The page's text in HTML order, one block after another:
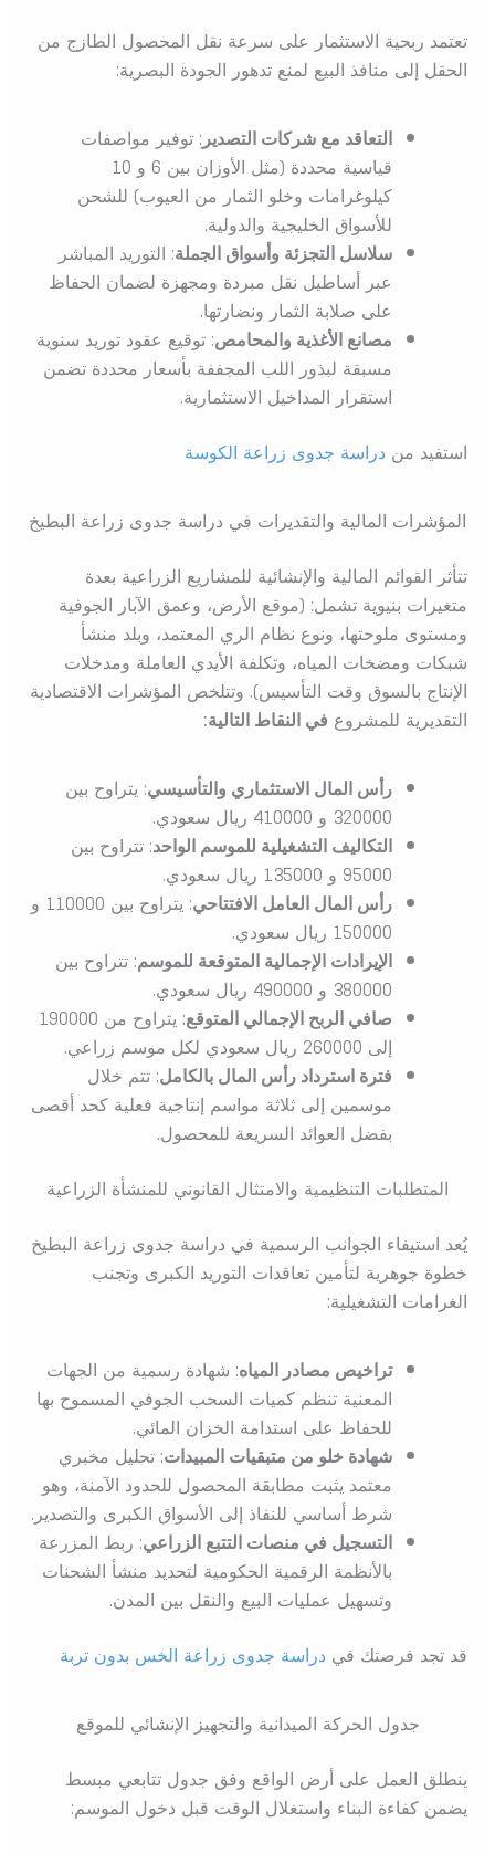
تعتمد ربحية الاستثمار على سرعة نقل المحصول الطازج من
الحقل إلى منافذ البيع لمنع تدهور الجودة البصرية:
التعاقد مع شركات التصدير: توفير مواصفات
قياسية محددة (مثل الأوزان بين 6 و 10
كيلوغرامات وخلو الثمار من العيوب) للشحن
للأسواق الخليجية والدولية.
سلاسل التجزئة وأسواق الجملة: التوريد المباشر
عبر أساطيل نقل مبردة ومجهزة لضمان الحفاظ
على صلابة الثمار ونضارتها.
مصانع الأغذية والمحامص: توقيع عقود توريد سنوية
مسبقة لبذور اللب المجففة بأسعار محددة تضمن
استقرار المداخيل الاستثمارية.
استفيد من دراسة جدوى زراعة الكوسة
المؤشرات المالية والتقديرات في دراسة جدوى زراعة البطيخ
تتأثر القوائم المالية والإنشائية للمشاريع الزراعية بعدة
متغيرات بنيوية تشمل: (موقع الأرض، وعمق الآبار الجوفية
ومستوى ملوحتها، ونوع نظام الري المعتمد، وبلد منشأ
شبكات ومضخات المياه، وتكلفة الأيدي العاملة ومدخلات
الإنتاج بالسوق وقت التأسيس). وتتلخص المؤشرات الاقتصادية
التقديرية للمشروع في النقاط التالية:
رأس المال الاستثماري والتأسيسي: يتراوح بين
320000 و 410000 ريال سعودي.
التكاليف التشغيلية للموسم الواحد: تتراوح بين
95000 و 135000 ريال سعودي.
رأس المال العامل الافتتاحي
: يتراوح بين 110000 و
150000 ريال سعودي.
الإيرادات الإجمالية المتوقعة للموسم: تتراوح بين
380000 و 490000 ريال سعودي.
صافي الربح الإجمالي المتوقع
: يتراوح من 190000
إلى 260000 ريال سعودي لكل موسم زراعي.
فترة استرداد رأس المال بالكامل: تتم خلال
موسمين إلى ثلاثة مواسم إنتاجية فعلية كحد أقصى
بفضل العوائد السريعة للمحصول.
المتطلبات التنظيمية والامتثال القانوني للمنشأة الزراعية
يُعد استيفاء الجوانب الرسمية في دراسة جدوى زراعة البطيخ
خطوة جوهرية لتأمين تعاقدات التوريد الكبرى وتجنب
الغرامات التشغيلية:
تراخيص مصادر المياه: شهادة رسمية من الجهات
المعنية تنظم كميات السحب الجوفي المسموح بها
للحفاظ على استدامة الخزان المائي.
شهادة خلو من متبقيات المبيدات: تحليل مخبري
معتمد يثبت مطابقة المحصول للحدود الآمنة، وهو
شرط أساسي للنفاذ إلى الأسواق الكبرى والتصدير.
التسجيل في منصات التتبع الزراعي: ربط المزرعة
بالأنظمة الرقمية الحكومية لتحديد منشأ الشحنات
وتسهيل عمليات البيع والنقل بين المدن.
قد تجد فرصتك في دراسة جدوى زراعة الخس بدون تربة
جدول الحركة الميدانية والتجهيز الإنشائي للموقع
ينطلق العمل على أرض الواقع وفق جدول تتابعي مبسط
يضمن كفاءة البناء واستغلال الوقت قبل دخول الموسم: